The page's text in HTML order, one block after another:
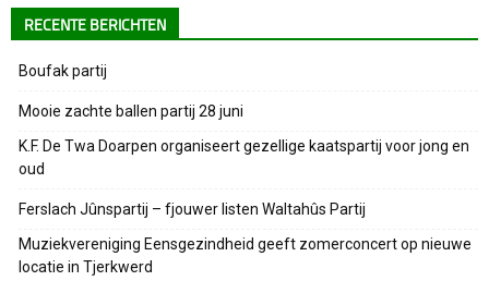
RECENTE BERICHTEN
Boufak partij
Mooie zachte ballen partij 28 juni
K.F. De Twa Doarpen organiseert gezellige kaatspartij voor jong en
oud
Ferslach Jûnspartij – fjouwer listen Waltahûs Partij
Muziekvereniging Eensgezindheid geeft zomerconcert op nieuwe
locatie in Tjerkwerd